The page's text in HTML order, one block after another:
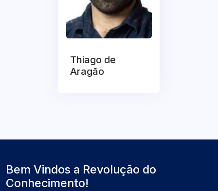
Thiago de
Aragão
Bem Vindos a Revolução do
Conhecimento!